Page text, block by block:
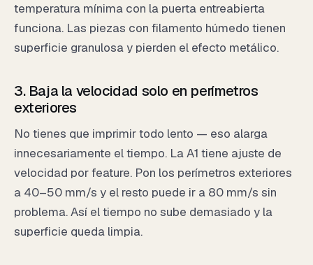
temperatura mínima con la puerta entreabierta
funciona. Las piezas con filamento húmedo tienen
superficie granulosa y pierden el efecto metálico.
3. Baja la velocidad solo en perímetros
exteriores
No tienes que imprimir todo lento — eso alarga
innecesariamente el tiempo. La A1 tiene ajuste de
velocidad por feature. Pon los perímetros exteriores
a 40–50 mm/s y el resto puede ir a 80 mm/s sin
problema. Así el tiempo no sube demasiado y la
superficie queda limpia.